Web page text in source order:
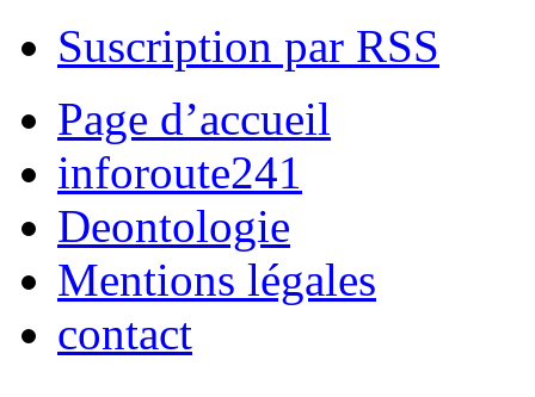
Suscription par RSS
Page d’accueil
inforoute241
Deontologie
Mentions légales
contact